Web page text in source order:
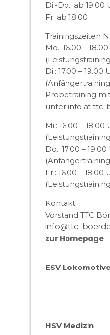
Di.-Do.: ab 19:00
Fr. ab 18:00
Trainingszeiten
Mo.: 16.00 –
(Leistungstraining
Di.: 17.00 – 19.00
Probetraining
unter info at ttc-
Mi.: 16.00 – 18.00
Do.: 17.00 –
Fr.: 16.00 – 18.00
Kontakt:
Vorstand TTC
info@ttc-
zur Homepage
ESV Lokomotive
HSV Medizin